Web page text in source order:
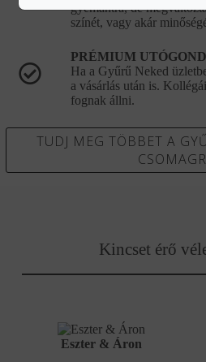
gyémántra, de
színét, vagy akár
PRÉMIUM
Ha a Gyűrű Neked
a vásárlás után is.
fognak állni.
TUDJ MEG TÖBBET A
Kincset érő
Eszter & Áron